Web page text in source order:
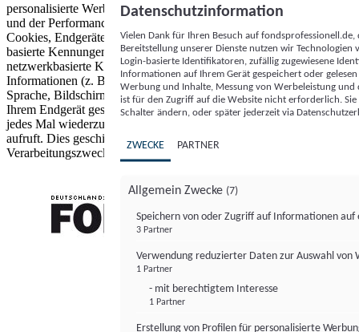
personalisierte Werbung und Inhalte, Messung von Werbeleistung
und der Performance von Inhalten sowie Zielgruppenforschung.
Cookies, Endgeräte- oder ähnliche Online-Kennungen (z. B. login-
basierte Kennungen, zufällig generierte Kennungen,
netzwerkbasierte Kennungen) können zusammen mit anderen
Informationen (z. B. Browsertyp und Browserinformationen,
Sprache, Bildschirmgröße, unterstützte Technologien usw.) auf
Ihrem Endgerät gespeichert oder von dort ausgelesen werden, um es
jedes Mal wiederzuerkennen, wenn es eine App oder einer Webseite
aufruft. Dies geschieht für einen oder mehrere der hier aufgeführten
Verarbeitungszwecke.
Datenschutzinformation
Vielen Dank für Ihren Besuch auf
Bereitstellung unserer Dienste nutzen wir Technologien
Login-basierte Identifikatoren, zufällig zugewiesene
Informationen auf Ihrem Gerät gespeichert oder
Werbung und Inhalte, Messung von Werbeleistung
ist für den Zugriff auf die Website nicht erforderlich.
Schalter ändern, oder später jederzeit via
ZWECKE PARTNER
Allgemein Zwecke (7)
Speichern von oder Zugriff auf Informationen auf
3 Partner
Verwendung reduzierter Daten zur Auswahl von
1 Partner
- mit berechtigtem Interesse
1 Partner
Erstellung von Profilen für personalisierte
FONDS professionell